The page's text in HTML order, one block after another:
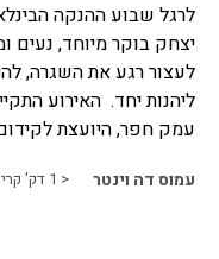
לרגל שבוע ההנקה
יצחק בוקר מיוחד, נעים
לעצור רגע את השגרה,
ליהנות יחד. האירוע
עמק חפר, היועצת
עמוס דה וינטר < 1 דק'